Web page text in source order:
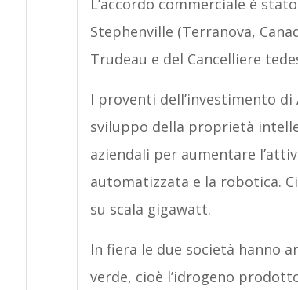
L’accordo commerciale è
Stephenville (Terranova,
Trudeau e del Cancelliere
I proventi dell’investimento
sviluppo della proprietà
aziendali per aumentare
automatizzata e la robotica.
su scala gigawatt.
In fiera le due società hanno
verde, cioè l’idrogeno